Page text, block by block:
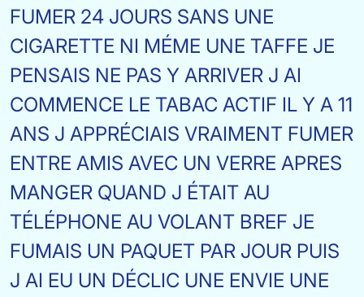
FUMER 24 JOURS SANS UNE
CIGARETTE NI MÉME UNE TAFFE JE
PENSAIS NE PAS Y ARRIVER J AI
COMMENCE LE TABAC ACTIF IL Y A 11
ANS J APPRÉCIAIS VRAIMENT FUMER
ENTRE AMIS AVEC UN VERRE APRES
MANGER QUAND J ÉTAIT AU
TÉLÉPHONE AU VOLANT BREF JE
FUMAIS UN PAQUET PAR JOUR PUIS
J AI EU UN DÉCLIC UNE ENVIE UNE